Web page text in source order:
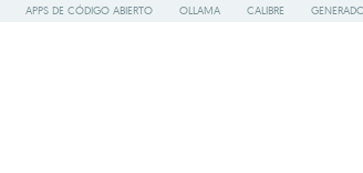
APPS DE CÓDIGO ABIERTO OLLAMA CALIBRE